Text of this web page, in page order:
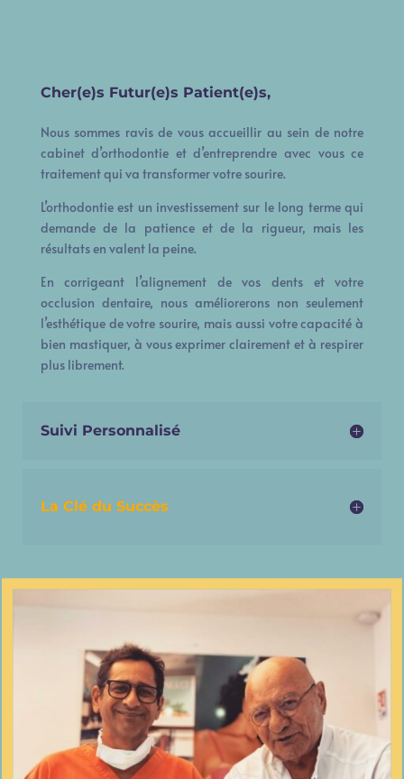
Cher(e)s Futur(e)s Patient(e)s,
Nous sommes ravis de vous accueillir au sein de notre
cabinet d’orthodontie et d’entreprendre avec vous ce
traitement qui va transformer votre sourire.
L’orthodontie est un investissement sur le long terme qui
demande de la patience et de la rigueur, mais les
résultats en valent la peine.
En corrigeant l’alignement de vos dents et votre
occlusion dentaire, nous améliorerons non seulement
l’esthétique de votre sourire, mais aussi votre capacité à
bien mastiquer, à vous exprimer clairement et à respirer
plus librement.
Suivi Personnalisé
La Clé du Succès